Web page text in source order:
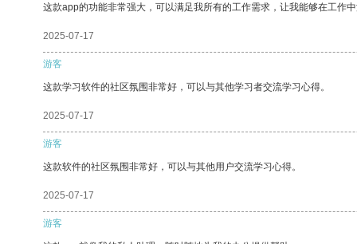
这款app的功能非常强大，可以满足我所有的工作需求，让我能够在工作中
2025-07-17
游客
这款学习软件的社区氛围非常好，可以与其他学习者交流学习心得。
2025-07-17
游客
这款软件的社区氛围非常好，可以与其他用户交流学习心得。
2025-07-17
游客